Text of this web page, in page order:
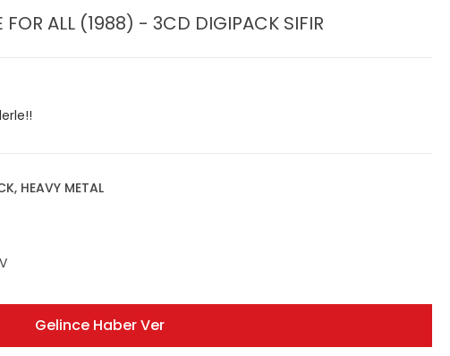
FOR ALL (1988) - 3CD DIGIPACK SIFIR
HEAVY METAL
Gelince Haber Ver